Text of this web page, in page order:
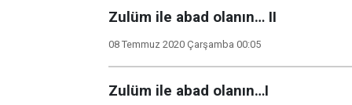
Zulüm ile abad olanın… II
08 Temmuz 2020 Çarşamba 00:05
Zulüm ile abad olanın…I